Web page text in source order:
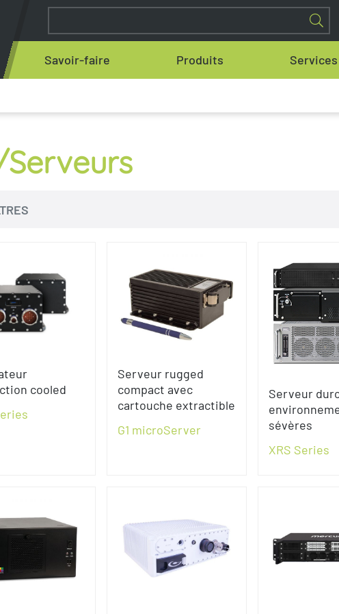
Savoir-faire Produits Services
Serveurs
cooled
Serveur rugged
compact avec
cartouche extractible
G1 microServer
Serveur
sévères
XRS Series